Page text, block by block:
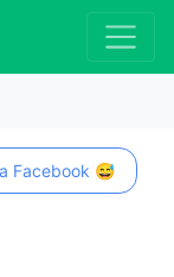
Facebook 😅